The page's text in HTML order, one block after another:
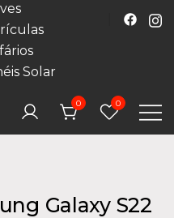
Solar
0 0
Galaxy S22